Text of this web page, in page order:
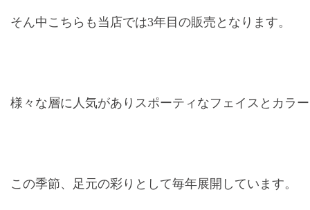
そん中こちらも当店では3年目の販売となります。
様々な層に人気がありスポーティなフェイスとカラ
この季節、足元の彩りとして毎年展開しています。